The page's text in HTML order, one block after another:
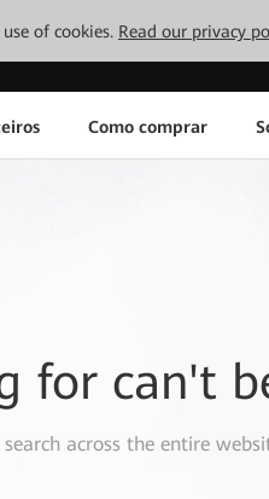
of cookies. Read our privacy
Como comprar
for can't
across the entire